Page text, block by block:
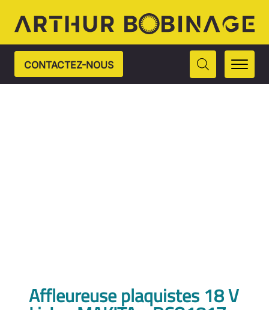
CONTACTEZ-NOUS
Affleureuse plaquistes 18 V